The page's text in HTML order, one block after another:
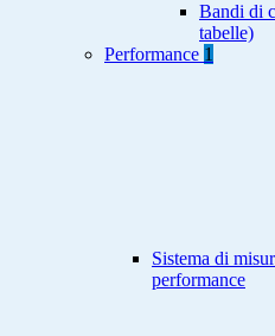
Bandi di
tabelle)
Performance 1
Sistema di
performance